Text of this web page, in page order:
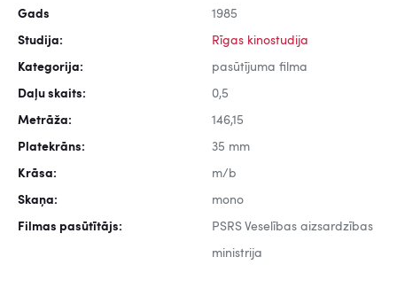
Gads 1985
Studija: Rīgas kinostudija
Kategorija: pasūtījuma filma
Daļu skaits: 0,5
Metrāža: 146,15
Platekrāns: 35 mm
Krāsa: m/b
Skaņa: mono
Filmas pasūtītājs: PSRS Veselības aizsardzības
ministrija